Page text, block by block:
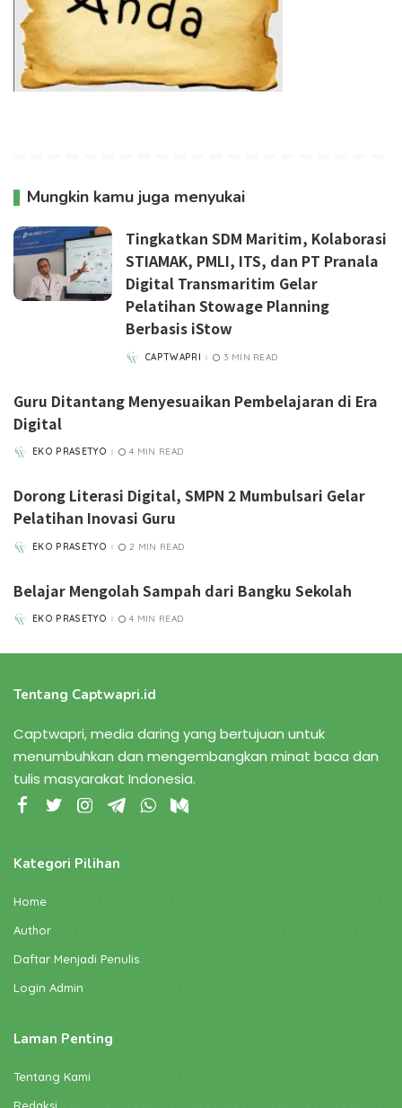
Mungkin kamu juga menyukai
Tingkatkan SDM Maritim, Kolaborasi
STIAMAK, PMLI, ITS, dan PT Pranala
Digital Transmaritim Gelar
Pelatihan Stowage Planning
Berbasis iStow
POSTEDCAPTWAPRI 3 MIN READ
Guru Ditantang Menyesuaikan Pembelajaran di Era
Digital
POSTEDEKO PRASETYO 4 MIN READ
Dorong Literasi Digital, SMPN 2 Mumbulsari Gelar
Pelatihan Inovasi Guru
POSTEDEKO PRASETYO 2 MIN READ
Belajar Mengolah Sampah dari Bangku Sekolah
POSTEDEKO PRASETYO 4 MIN READ
Tentang Captwapri.id
Captwapri, media daring yang bertujuan untuk
menumbuhkan dan mengembangkan minat baca dan
tulis masyarakat Indonesia.
Kategori Pilihan
Home
Author
Daftar Menjadi Penulis
Login Admin
Laman Penting
Tentang Kami
Redaksi